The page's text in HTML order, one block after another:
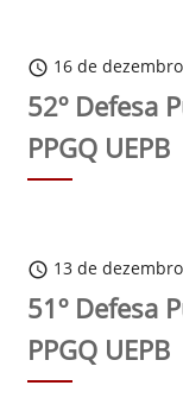
schedule 16 de
52º Defesa
PPGQ UEPB
schedule 13 de
51º Defesa
PPGQ UEPB